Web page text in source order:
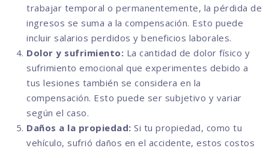
trabajar temporal o permanentemente, la pérdida de
ingresos se suma a la compensación. Esto puede
incluir salarios perdidos y beneficios laborales.
Dolor y sufrimiento: La cantidad de dolor físico y
sufrimiento emocional que experimentes debido a
tus lesiones también se considera en la
compensación. Esto puede ser subjetivo y variar
según el caso.
Daños a la propiedad: Si tu propiedad, como tu
vehículo, sufrió daños en el accidente, estos costos